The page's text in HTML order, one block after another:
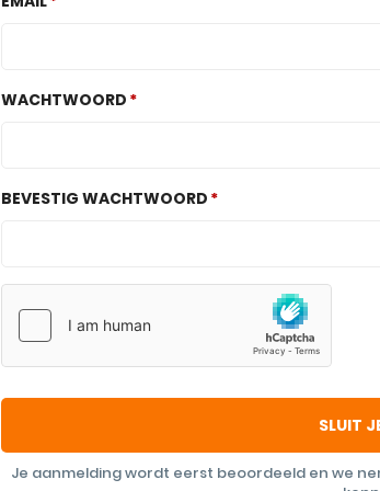
WACHTWOORD
BEVESTIG WACHTWOORD
SLUIT